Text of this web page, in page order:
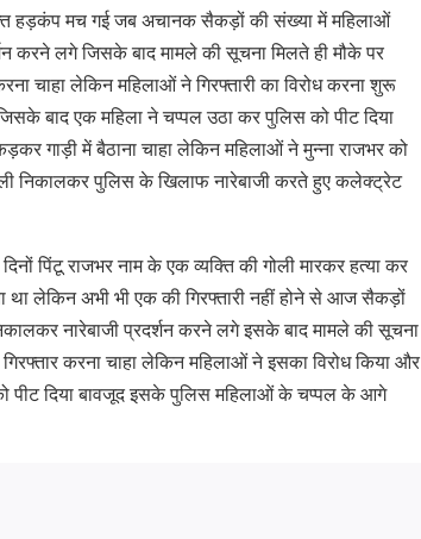
हड़कंप मच गई जब अचानक सैकड़ों की संख्या में महिलाओं
करने लगे जिसके बाद मामले की सूचना मिलते ही मौके पर
चाहा लेकिन महिलाओं ने गिरफ्तारी का विरोध करना शुरू
बाद एक महिला ने चप्पल उठा कर पुलिस को पीट दिया
गाड़ी में बैठाना चाहा लेकिन महिलाओं ने मुन्ना राजभर को
निकालकर पुलिस के खिलाफ नारेबाजी करते हुए कलेक्ट्रेट
पिंटू राजभर नाम के एक व्यक्ति की गोली मारकर हत्या कर
था लेकिन अभी भी एक की गिरफ्तारी नहीं होने से आज सैकड़ों
नारेबाजी प्रदर्शन करने लगे इसके बाद मामले की सूचना
करना चाहा लेकिन महिलाओं ने इसका विरोध किया और
पीट दिया बावजूद इसके पुलिस महिलाओं के चप्पल के आगे